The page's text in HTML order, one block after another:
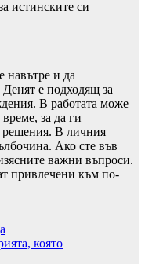
истинските си
навътре и да
е подходящ за
В работата може
за да ги
решения. В личния
Ако сте във
важни въпроси.
привлечени към по-
която